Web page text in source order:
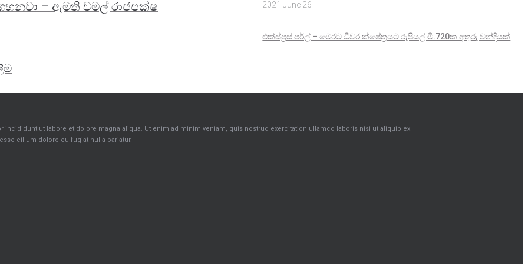
– ඇමති චමල් රාජපක්ෂ 2021 June 26
එක්ස්ප්‍රස් පර්ල් – මෙරට ධීවර ක්ෂේත්‍රයට රුපියල් මි.720ක අතුරු වන්දියක්
ut labore et dolore magna aliqua. Ut enim ad minim veniam, quis nostrud exercitation ullamco laboris nisi ut aliquip ex
cillum dolore eu fugiat nulla pariatur.